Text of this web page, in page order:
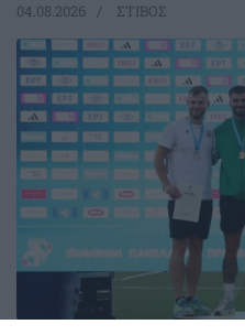
04.08.2026 ΣΤΙΒΟΣ